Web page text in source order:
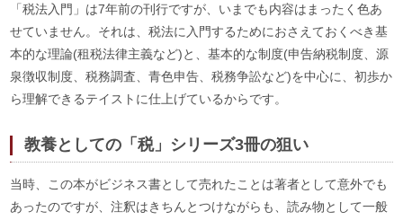
「税法入門」は7年前の刊行ですが、いまでも内容はまったく色あ
せていません。それは、税法に入門するためにおさえておくべき基
本的な理論(租税法律主義など)と、基本的な制度(申告納税制度、源
泉徴収制度、税務調査、青色申告、税務争訟など)を中心に、初歩か
ら理解できるテイストに仕上げているからです。
教養としての「税」シリーズ3冊の狙い
当時、この本がビジネス書として売れたことは著者として意外でも
あったのですが、注釈はきちんとつけながらも、読み物として一般